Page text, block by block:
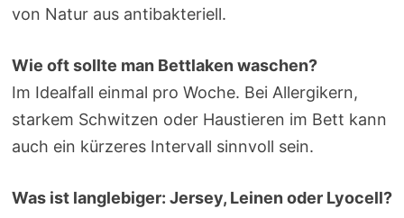
von Natur aus antibakteriell.
Wie oft sollte man Bettlaken waschen?
Im Idealfall einmal pro Woche. Bei Allergikern,
starkem Schwitzen oder Haustieren im Bett kann
auch ein kürzeres Intervall sinnvoll sein.
Was ist langlebiger: Jersey, Leinen oder Lyocell?